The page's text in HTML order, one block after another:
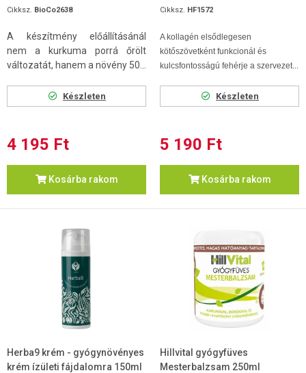
Cikksz. BioCo2638
A készítmény előállításánál
nem a kurkuma porrá őrölt
változatát, hanem a növény 50...
Készleten
4 195 Ft
Kosárba rakom
Cikksz. HF1572
A kollagén elsődlegesen
kötőszövetként funkcionál és
kulcsfontosságú fehérje a szervezet...
Készleten
5 190 Ft
Kosárba rakom
Herba9 krém - gyógynövényes
krém ízületi fájdalomra 150ml
Hillvital gyógyfüves
Mesterbalzsam 250ml